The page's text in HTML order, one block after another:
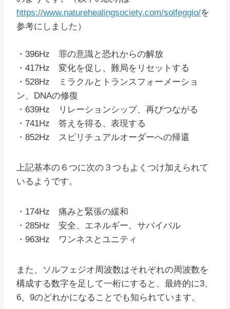
https://www.naturehealingsociety.com/solfeggio/を
参考にしました）
・396Hz 罪の意識と恐れからの解放
・417Hz 変化を促し、難局をリセットする
・528Hz ミラクルとトランスフォーメーショ
ン、DNAの修復
・639Hz リレーションシップ、再びつながる
・741Hz 答えを得る、表現する
・852Hz スピリチュアルオーダーへの帰還
上記基本の６つに次の３つもよくつけ加えられて
いるようです。
・174Hz 痛みと緊張の緩和
・285Hz 安全、エネルギー、サバイバル
・963Hz ワンネスとユニティ
また、ソルフェジオ周波数はそれぞれの周波数を
構成する数字を足して一桁にすると、最終的に3、
6、9のどれかになることでも知られています。